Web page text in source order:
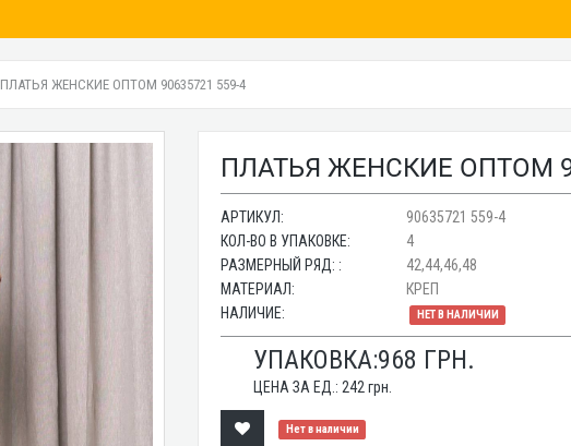
ПЛАТЬЯ ЖЕНСКИЕ ОПТОМ 90635721 559-4
ПЛАТЬЯ ЖЕНСКИЕ ОПТОМ
АРТИКУЛ:
90635721 559-4
КОЛ-ВО В УПАКОВКЕ:
4
РАЗМЕРНЫЙ РЯД: :
42,44,46,48
МАТЕРИАЛ:
КРЕП
НАЛИЧИЕ:
НЕТ В НАЛИЧИИ
УПАКОВКА:968 ГРН.
ЦЕНА ЗА ЕД.: 242 грн.
Нет в наличии